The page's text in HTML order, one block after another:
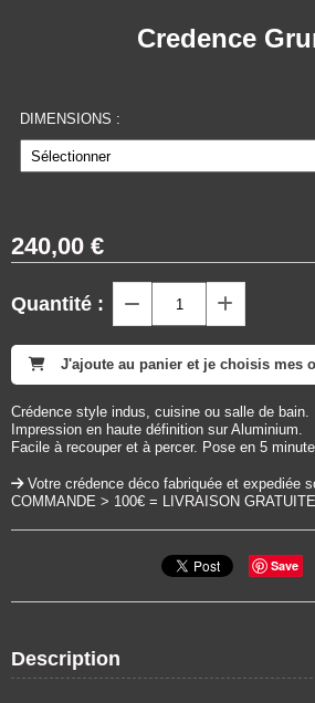
Credence
DIMENSIONS :
240,00 €
Quantité :
J'ajoute au panier et je choisis mes
Crédence style indus, cuisine ou salle de bain.
Impression en haute définition sur Aluminium.
Facile à recouper et à percer. Pose en 5
Votre crédence déco fabriquée et expediée
COMMANDE > 100€ = LIVRAISON
Save
Description